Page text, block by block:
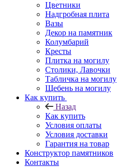
Цветники
Надгробная плита
Вазы
Декор на памятник
Колумбарий
Кресты
Плитка на могилу
Столики, Лавочки
Табличка на могилу
Щебень на могилу
Как купить
Назад
Как купить
Условия оплаты
Условия доставки
Гарантия на товар
Конструктор памятников
Контакты